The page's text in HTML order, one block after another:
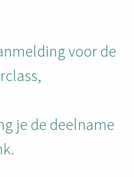
voor de
je de deelname